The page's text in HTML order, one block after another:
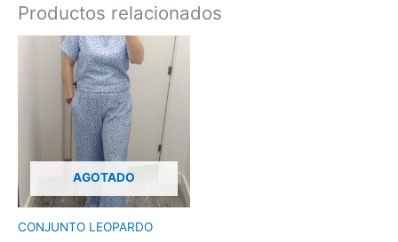
Productos relacionados
AGOTADO
CONJUNTO LEOPARDO
Este
producto
tiene
múltiples
variantes.
opciones
pueden